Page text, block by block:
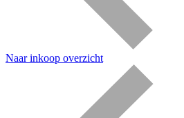
Naar inkoop overzicht